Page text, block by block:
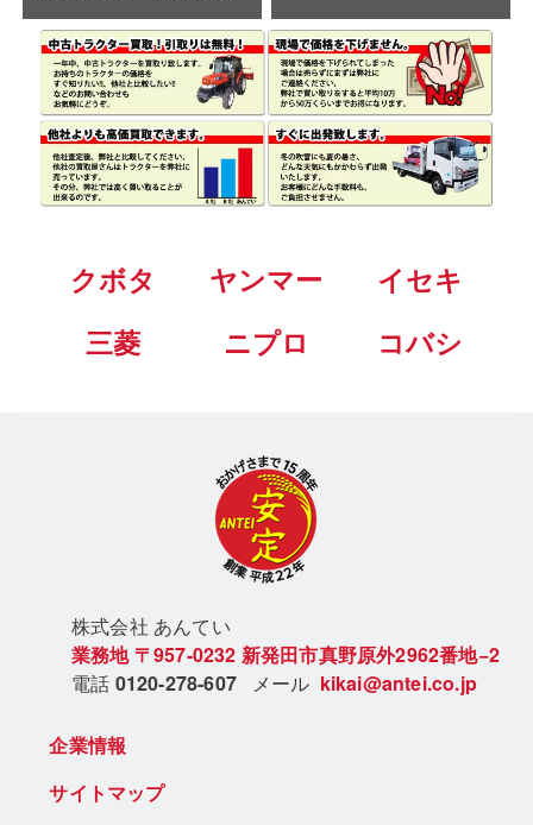
クボタ ヤンマー
イセキ
三菱
ニプロ コバシ
株式会社 あんてい
業務地 〒957-0232 新発田市真野原外2962番地−2
電話 0120-278-607 メール kikai@antei.co.jp
企業情報
サイトマップ